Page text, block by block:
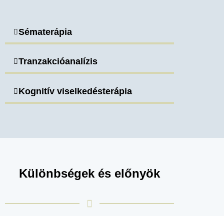
Sématerápia
Tranzakcióanalízis
Kognitív viselkedésterápia
Különbségek és előnyök